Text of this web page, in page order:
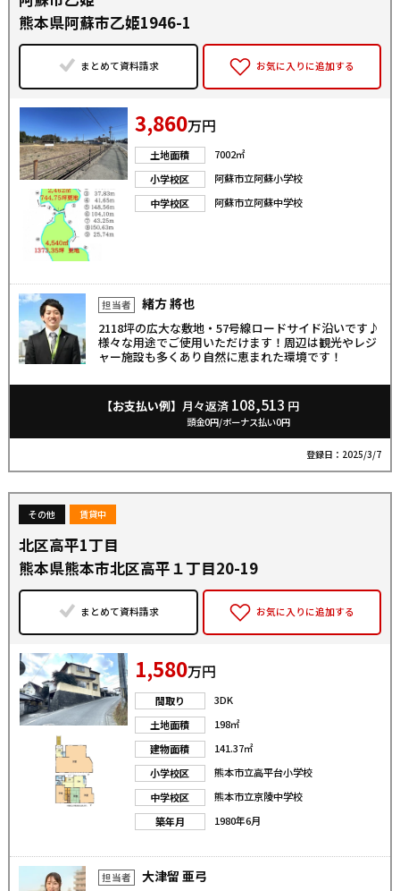
熊本県阿蘇市乙姫1946-1
まとめて資料請求 お気に入りに追加する
3,860万円
土地面積
7002㎡
小学校区
阿蘇市立阿蘇小学校
中学校区
阿蘇市立阿蘇中学校
担当者 緒方 將也
2118坪の広大な敷地・57号線ロードサイド沿いです♪
様々な用途でご使用いただけます！周辺は観光やレジ
ャー施設も多くあり自然に恵まれた環境です！
【お支払い例】 月々返済 108,513 円
頭金0円/ボーナス払い0円
登録日：2025/3/7
その他 賃貸中
北区高平1丁目
熊本県熊本市北区高平１丁目20-19
まとめて資料請求 お気に入りに追加する
1,580万円
間取り
3DK
土地面積
198㎡
建物面積
141.37㎡
小学校区
熊本市立高平台小学校
中学校区
熊本市立京陵中学校
築年月
1980年6月
担当者 大津留 亜弓